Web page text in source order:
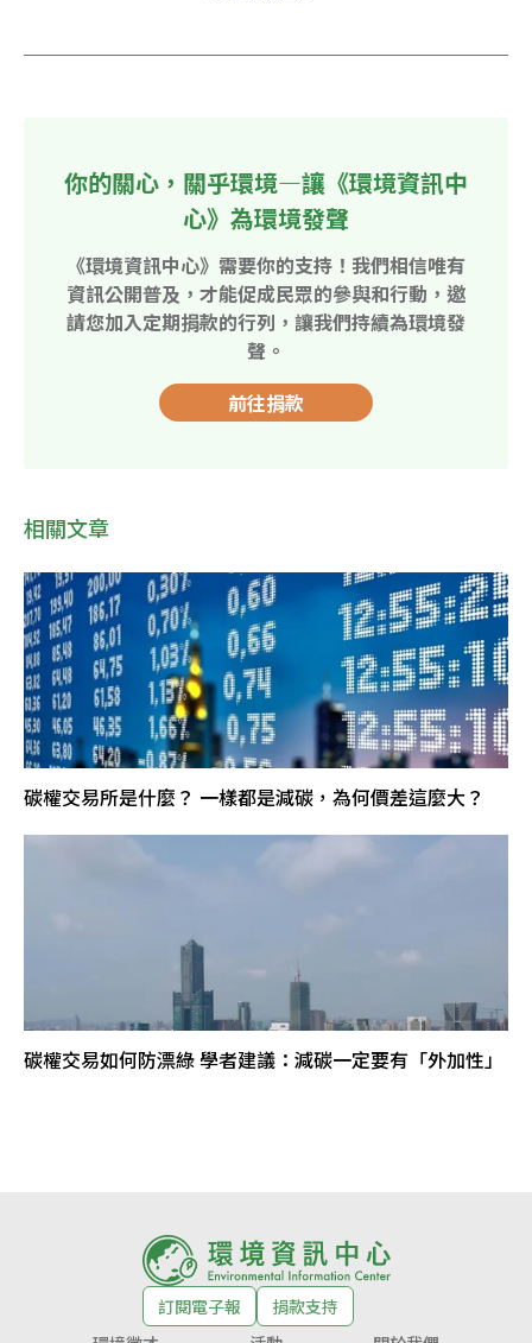
你的關心，關乎環境—讓《環境資訊中
心》為環境發聲
《環境資訊中心》需要你的支持！我們相信唯有
資訊公開普及，才能促成民眾的參與和行動，邀
請您加入定期捐款的行列，讓我們持續為環境發
聲。
前往捐款
相關文章
碳權交易所是什麼？ 一樣都是減碳，為何價差這麼大？
碳權交易如何防漂綠 學者建議：減碳一定要有「外加性」
訂閱電子報
捐款支持